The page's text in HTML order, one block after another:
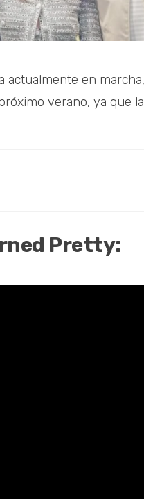
actualmente en
verano, ya que
Pretty: